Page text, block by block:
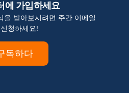
에 가입하세요
을 받아보시려면 주간 이메일
청하세요!
독하다